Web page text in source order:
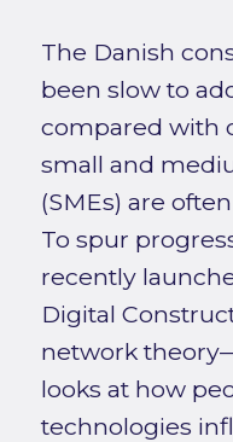
The Danish
been slow to
compared with
small and
(SMEs) are
To spur
recently
Digital
network
looks at how
technologies